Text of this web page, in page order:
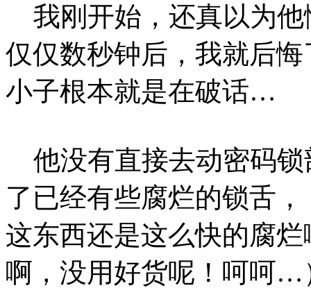
我刚开始，还真以为他
仅仅数秒钟后，我就后
小子根本就是在破话…
他没有直接去动密码锁
了已经有些腐烂的锁舌
这东西还是这么快的腐
啊，没用好货呢！呵呵…